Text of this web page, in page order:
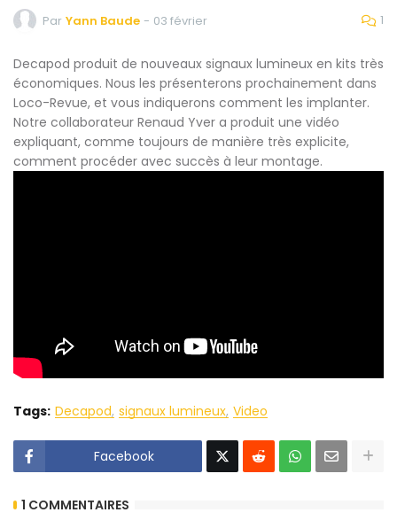
Par Yann Baude - 03 février 1
Decapod produit de nouveaux signaux lumineux en kits très
économiques. Nous les présenterons prochainement dans
Loco-Revue, et vous indiquerons comment les implanter.
Notre collaborateur Renaud Yver a produit une vidéo
expliquant, comme toujours de manière très explicite,
comment procéder avec succès à leur montage.
Tags: Decapod signaux lumineux Video
Facebook
1 COMMENTAIRES